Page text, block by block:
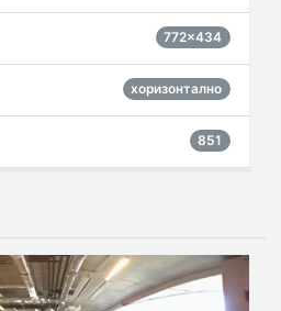
772×434
хоризонтално
851